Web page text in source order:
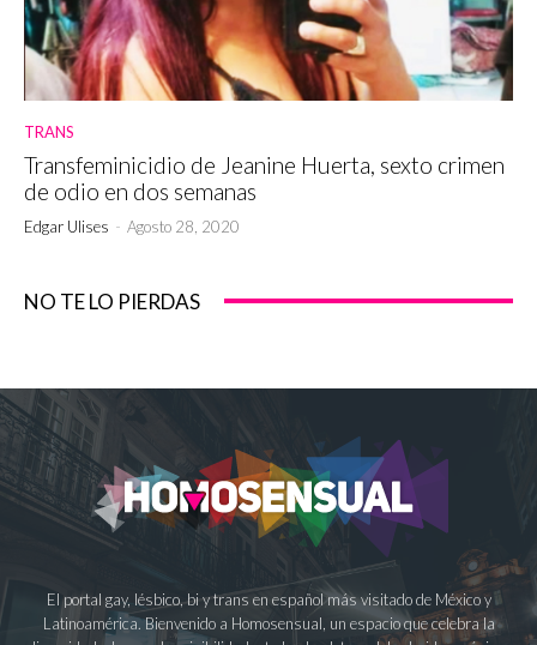
TRANS
Transfeminicidio de Jeanine Huerta, sexto crimen
de odio en dos semanas
Edgar Ulises - Agosto 28, 2020
NO TE LO PIERDAS
El portal gay, lésbico, bi y trans en español más visitado de México y
Latinoamérica. Bienvenido a Homosensual, un espacio que celebra la